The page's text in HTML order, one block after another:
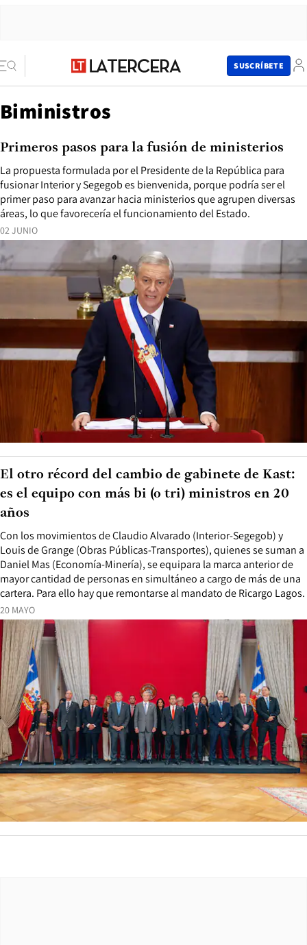
SUSCRÍBETE
Biministros
02 JUNIO
La propuesta formulada por el Presidente de la República para
fusionar Interior y Segegob es bienvenida, porque podría ser el
primer paso para avanzar hacia ministerios que agrupen diversas
áreas, lo que favorecería el funcionamiento del Estado.
Primeros pasos para la fusión de ministerios
20 MAYO
Con los movimientos de Claudio Alvarado (Interior-Segegob) y
Louis de Grange (Obras Públicas-Transportes), quienes se suman a
Daniel Mas (Economía-Minería), se equipara la marca anterior de
mayor cantidad de personas en simultáneo a cargo de más de una
cartera. Para ello hay que remontarse al mandato de Ricargo Lagos.
El otro récord del cambio de gabinete de Kast:
es el equipo con más bi (o tri) ministros en 20
años